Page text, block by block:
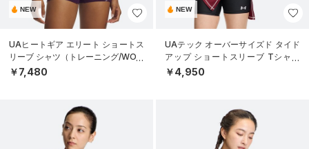
NEW
UAヒートギア エリート ショートス
リーブ シャツ（トレーニング/WOM
EN）
￥7,480
NEW
UAテック オーバーサイズド タイド
アップ ショートスリーブ Tシャツ
（トレーニング/WOMEN）
￥4,950